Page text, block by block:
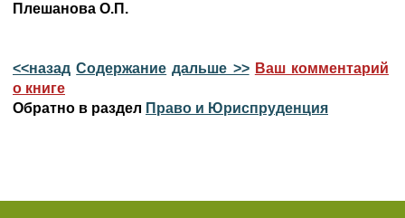
Плешанова О.П.
<<назад Содержание дальше >> Ваш комментарий
о книге
Обратно в раздел Право и Юриспруденция